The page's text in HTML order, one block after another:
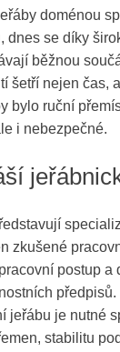
doménou
dnes se díky
běžnou
šetří nejen čas,
bylo ruční
i nebezpečné.
zkušené
postup a
předpisů.
jeřábu je nutné
stabilitu